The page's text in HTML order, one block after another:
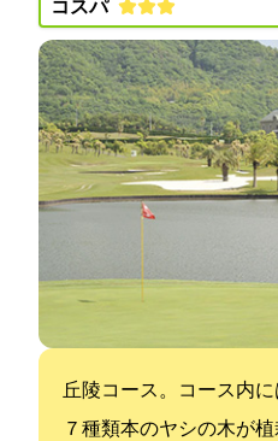
コスパ:
丘陵コース。コース内
７種類1800本のヤシの木